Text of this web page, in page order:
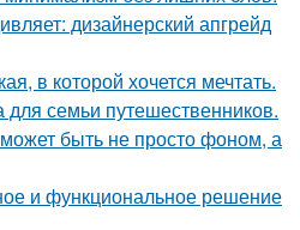
дизайнерский апгрейд
в которой хочется мечтать.
для семьи путешественников.
быть не просто фоном, а
и функциональное решение